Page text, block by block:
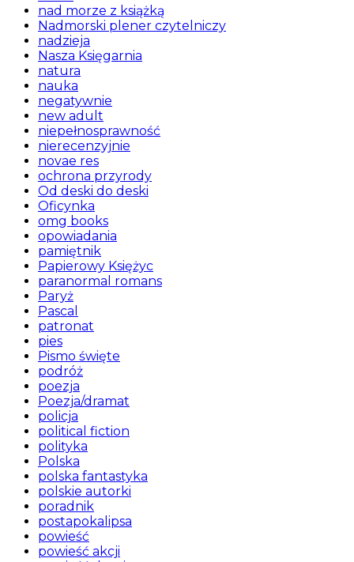
nad morze z książką
Nadmorski plener czytelniczy
nadzieja
Nasza Księgarnia
natura
nauka
negatywnie
new adult
niepełnosprawność
nierecenzyjnie
novae res
ochrona przyrody
Od deski do deski
Oficynka
omg books
opowiadania
pamiętnik
Papierowy Księżyc
paranormal romans
Paryż
Pascal
patronat
pies
Pismo święte
podróż
poezja
Poezja/dramat
policja
political fiction
polityka
Polska
polska fantastyka
polskie autorki
poradnik
postapokalipsa
powieść
powieść akcji